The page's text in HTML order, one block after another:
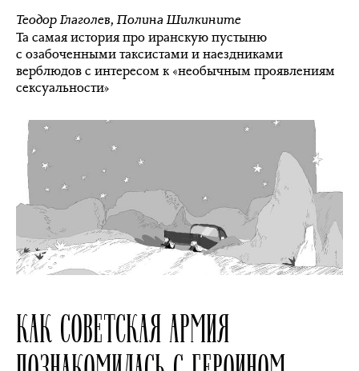
Теодор Глаголев,Полина Шилкините
Та самая история про иранскую пустыню
с озабоченными таксистами и наездниками
верблюдов с интересом к «необычным проявлениям
сексуальности»
КАК СОВЕТСКАЯ АРМИЯ